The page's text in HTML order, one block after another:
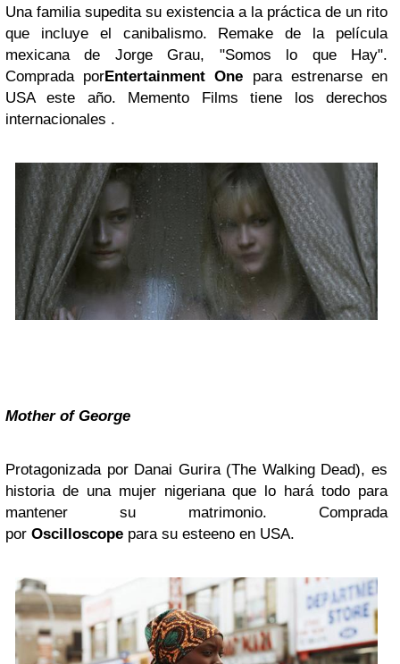
Una familia supedita su existencia a la práctica de un rito
que incluye el canibalismo. Remake de la película
mexicana de Jorge Grau, "Somos lo que Hay".
Comprada porEntertainment One
para estrenarse en
USA este año. Memento Films tiene los derechos
internacionales .
Mother of George
Protagonizada por Danai Gurira (The Walking Dead), es
historia de una mujer nigeriana que lo hará todo para
mantener su matrimonio. Comprada
por Oscilloscope para su esteeno en USA.